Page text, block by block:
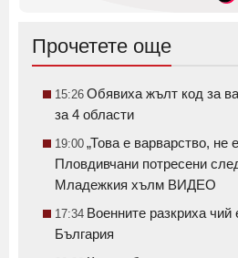
Прочетете още
15:26 Обявиха жълт код за
за 4 области
19:00 „Това е варварство, не
Пловдивчани потресени
Младежкия хълм ВИДЕО
17:34 Военните разкриха
България